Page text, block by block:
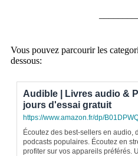
Vous pouvez parcourir les
dessous:
Audible | Livres audio &
jours d'essai gratuit
https://www.amazon.fr/dp/
Écoutez des best-sellers en audio,
podcasts populaires. Écoutez en
profiter sur vos appareils préférés.